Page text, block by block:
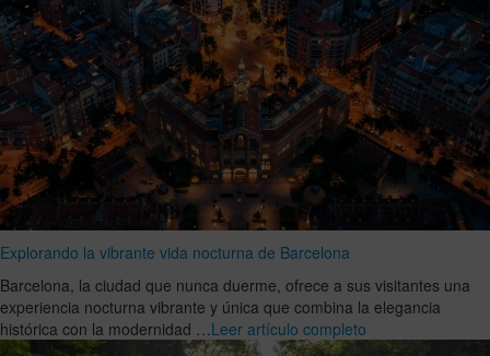
Explorando la vibrante vida nocturna de Barcelona
Barcelona, la ciudad que nunca duerme, ofrece a sus visitantes una
experiencia nocturna vibrante y única que combina la elegancia
histórica con la modernidad …Leer artículo completo